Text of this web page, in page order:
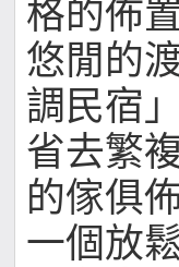
格的佈
悠閒的
調民宿
省去繁
的傢俱
一個放